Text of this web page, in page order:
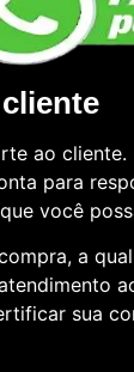
ao cliente.
para
você
a
sua